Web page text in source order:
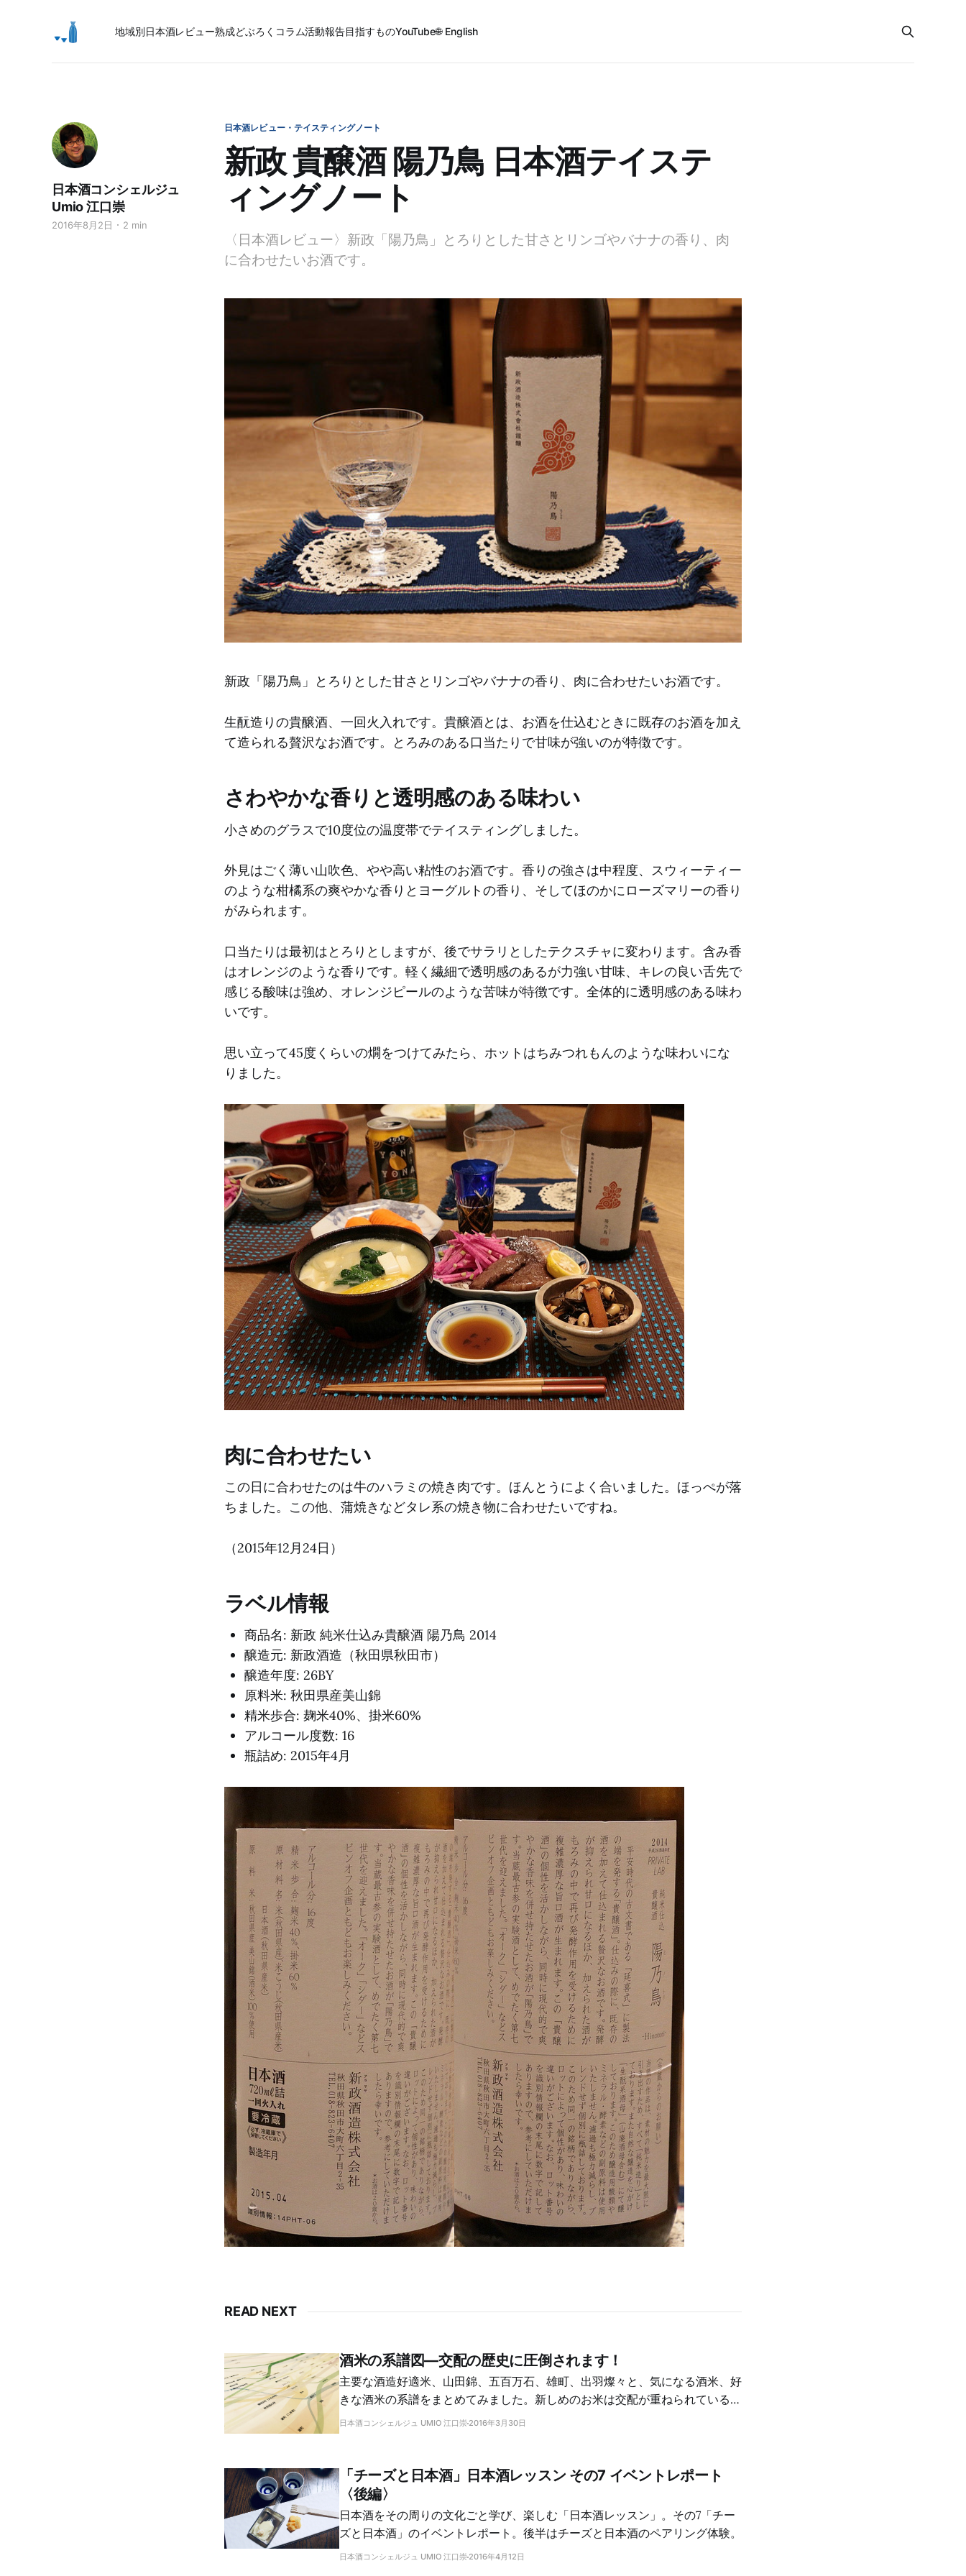
地域別日本酒レビュー熟成どぶろく コラム活動報告目指すものYouTube🌐 English
日本酒レビュー・テイスティングノート
新政 貴醸酒 陽乃鳥 日本酒テイステ
ィングノート
日本酒コンシェルジュ
Umio 江口崇
2016年8月2日 2 min
〈日本酒レビュー〉新政「陽乃鳥」とろりとした甘さとリンゴやバナナの香り、肉
に合わせたいお酒です。
新政「陽乃鳥」とろりとした甘さとリンゴやバナナの香り、肉に合わせたいお酒です。
生酛造りの貴醸酒、一回火入れです。貴醸酒とは、お酒を仕込むときに既存のお酒を加え
て造られる贅沢なお酒です。とろみのある口当たりで甘味が強いのが特徴です。
さわやかな香りと透明感のある味わい
小さめのグラスで10度位の温度帯でテイスティングしました。
外見はごく薄い山吹色、やや高い粘性のお酒です。香りの強さは中程度、スウィーティー
のような柑橘系の爽やかな香りとヨーグルトの香り、そしてほのかにローズマリーの香り
がみられます。
口当たりは最初はとろりとしますが、後でサラリとしたテクスチャに変わります。含み香
はオレンジのような香りです。軽く繊細で透明感のあるが力強い甘味、キレの良い舌先で
感じる酸味は強め、オレンジピールのような苦味が特徴です。全体的に透明感のある味わ
いです。
思い立って45度くらいの燗をつけてみたら、ホットはちみつれもんのような味わいにな
りました。
肉に合わせたい
この日に合わせたのは牛のハラミの焼き肉です。ほんとうによく合いました。ほっぺが落
ちました。この他、蒲焼きなどタレ系の焼き物に合わせたいですね。
（2015年12月24日）
ラベル情報
商品名: 新政 純米仕込み貴醸酒 陽乃鳥 2014
醸造元: 新政酒造（秋田県秋田市）
醸造年度: 26BY
原料米: 秋田県産美山錦
精米歩合: 麹米40%、掛米60%
アルコール度数: 16
瓶詰め: 2015年4月
READ NEXT
酒米の系譜図―交配の歴史に圧倒されます！
主要な酒造好適米、山田錦、五百万石、雄町、出羽燦々と、気になる酒米、好
きな酒米の系譜をまとめてみました。新しめのお米は交配が重ねられているの
がわかります。意外なルーツもわかって楽しい！
日本酒コンシェルジュ UMIO 江口崇 2016年3月30日
「チーズと日本酒」日本酒レッスン その7 イベントレポート
〈後編〉
日本酒をその周りの文化ごと学び、楽しむ「日本酒レッスン」。その7「チー
ズと日本酒」のイベントレポート。後半はチーズと日本酒のペアリング体験。
日本酒コンシェルジュ UMIO 江口崇 2016年4月12日